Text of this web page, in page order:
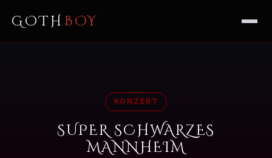
GOTH BOY
KONZERT
SUPER SCHWARZES
MANNHEIM